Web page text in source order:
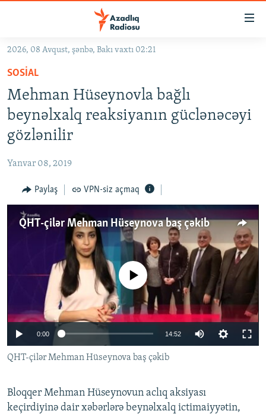
Əsas
qayıt
Əsas
naviqasiyaya
qayıt
Axtarışa
GÜNDƏM
#İZAHLA
KORRUPSIOMETR
#ƏSLINDƏ
QANUNI DOĞRU
ARAŞDIRMA
MULTIMEDIA
İNFOQRAFIKA
KARIKATURA
RADIO ARXIV
AZƏRBAYCAN ƏDƏBIYYATI KITABXANASI
İSLAM VƏ DEMOKRATIYA
İZ - MƏDƏNIYYƏT PROQRAMI
MISSIYAMIZ
PEŞƏ ETIKASI VƏ JURNALISTIKA STANDARTLARIMIZ
MATERIALLARIMIZDAN ISTIFADƏ
BIZIMLƏ ƏLAQƏ
RFE/RL-in bütün saytları
2026, 08 Avqust, şənbə, Bakı vaxtı 02:21
SOSIAL
Mehman Hüseynovla bağlı
beynəlxalq reaksiyanın güclənəcəyi
gözlənilir
Yanvar 08, 2019
Paylaş VPN-siz açmaq
QHT-çilər Mehman Hüseynova baş çəkib
No media source currently available
0:00 14:52
QHT-çilər Mehman Hüseynova baş çəkib
Bloqqer Mehman Hüseynovun aclıq aksiyası
keçirdiyinə dair xəbərlərə beynəlxalq ictimaiyyətin,